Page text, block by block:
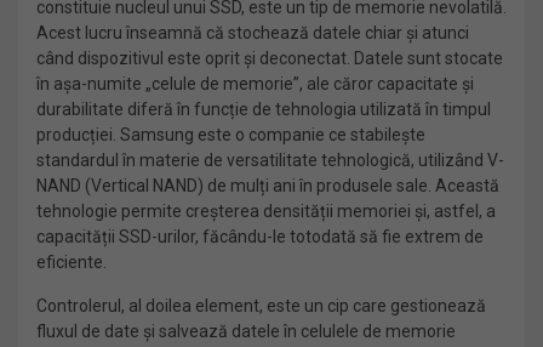
constituie nucleul unui SSD, este un tip de memorie nevolatilă.
Acest lucru înseamnă că stochează datele chiar și atunci
când dispozitivul este oprit și deconectat. Datele sunt stocate
în așa-numite „celule de memorie”, ale căror capacitate și
durabilitate diferă în funcție de tehnologia utilizată în timpul
producției. Samsung este o companie ce stabilește
standardul în materie de versatilitate tehnologică, utilizând V-
NAND (Vertical NAND) de mulți ani în produsele sale. Această
tehnologie permite creșterea densității memoriei și, astfel, a
capacității SSD-urilor, făcându-le totodată să fie extrem de
eficiente.
Controlerul, al doilea element, este un cip care gestionează
fluxul de date și salvează datele în celulele de memorie